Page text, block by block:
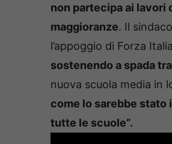
non partecipa ai lavori
maggioranze. Il
l’appoggio di Forza
sostenendo a spada
nuova scuola media in
come lo sarebbe
tutte le scuole”.